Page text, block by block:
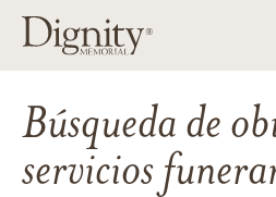
Búsqueda de
servicios